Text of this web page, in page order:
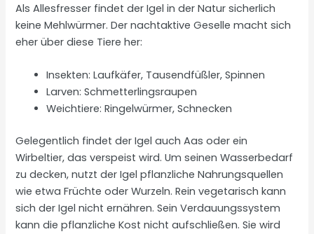
Als Allesfresser findet der Igel in der Natur sicherlich
keine Mehlwürmer. Der nachtaktive Geselle macht sich
eher über diese Tiere her:
Insekten: Laufkäfer, Tausendfüßler, Spinnen
Larven: Schmetterlingsraupen
Weichtiere: Ringelwürmer, Schnecken
Gelegentlich findet der Igel auch Aas oder ein
Wirbeltier, das verspeist wird. Um seinen Wasserbedarf
zu decken, nutzt der Igel pflanzliche Nahrungsquellen
wie etwa Früchte oder Wurzeln. Rein vegetarisch kann
sich der Igel nicht ernähren. Sein Verdauungssystem
kann die pflanzliche Kost nicht aufschließen. Sie wird